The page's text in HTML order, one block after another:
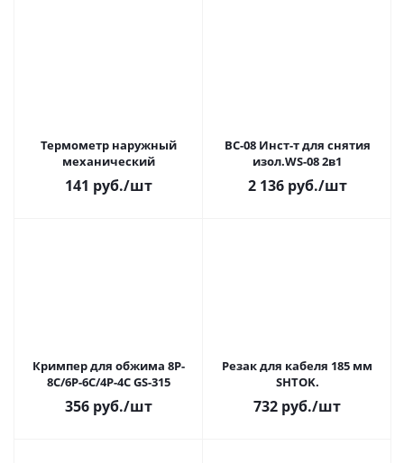
Термометр наружный
механический
141 руб./шт
ВС-08 Инст-т для снятия
изол.WS-08 2в1
2 136руб./шт
Кримпер для обжима 8P-
8C/6P-6C/4P-4C GS-315
356 руб./шт
Резак для кабеля 185 мм
SHTOK.
732 руб./шт